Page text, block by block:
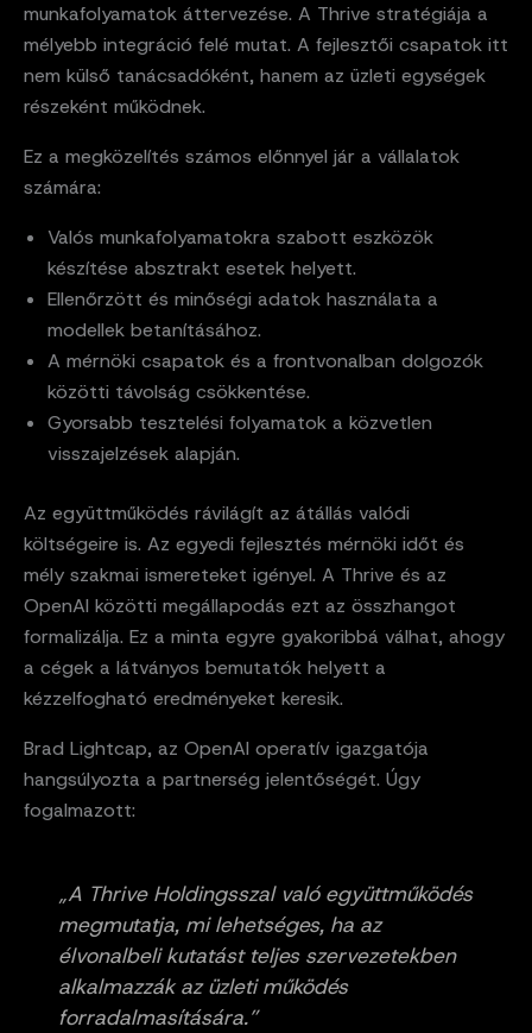
munkafolyamatok áttervezése. A Thrive stratégiája a
mélyebb integráció felé mutat. A fejlesztői csapatok itt
nem külső tanácsadóként, hanem az üzleti egységek
részeként működnek.
Ez a megközelítés számos előnnyel jár a vállalatok
számára:
Valós munkafolyamatokra szabott eszközök
készítése absztrakt esetek helyett.
Ellenőrzött és minőségi adatok használata a
modellek betanításához.
A mérnöki csapatok és a frontvonalban dolgozók
közötti távolság csökkentése.
Gyorsabb tesztelési folyamatok a közvetlen
visszajelzések alapján.
Az együttműködés rávilágít az átállás valódi
költségeire is. Az egyedi fejlesztés mérnöki időt és
mély szakmai ismereteket igényel. A Thrive és az
OpenAI közötti megállapodás ezt az összhangot
formalizálja. Ez a minta egyre gyakoribbá válhat, ahogy
a cégek a látványos bemutatók helyett a
kézzelfogható eredményeket keresik.
Brad Lightcap, az OpenAI operatív igazgatója
hangsúlyozta a partnerség jelentőségét. Úgy
fogalmazott:
„A Thrive Holdingsszal való együttműködés
megmutatja, mi lehetséges, ha az
élvonalbeli kutatást teljes szervezetekben
alkalmazzák az üzleti működés
forradalmasítására.”